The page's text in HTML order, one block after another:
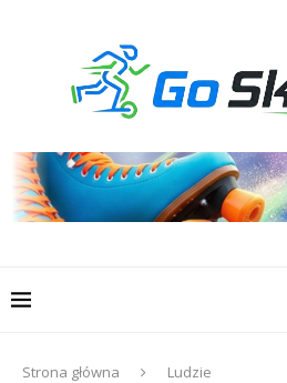
Strona główna Ludzie